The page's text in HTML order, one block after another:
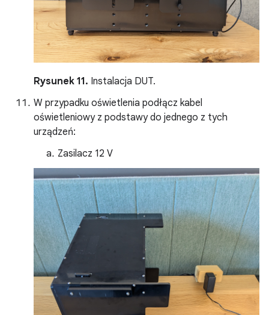
Rysunek 11. Instalacja DUT.
W przypadku oświetlenia podłącz kabel
oświetleniowy z podstawy do jednego z tych
urządzeń:
Zasilacz 12 V